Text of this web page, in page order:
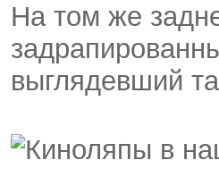
На том же
выглядевший